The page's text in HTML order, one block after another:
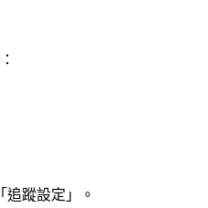
追蹤設定」。